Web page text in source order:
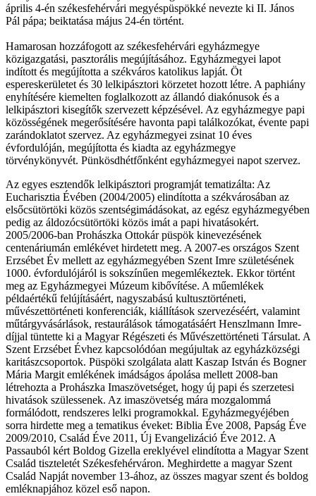
április 4-én székesfehérvári megyéspüspökké nevezte ki II. János
Pál pápa; beiktatása május 24-én történt.
Hamarosan hozzáfogott az székesfehérvári egyházmegye
közigazgatási, pasztorális megújításához. Egyházmegyei lapot
indított és megújította a székváros katolikus lapját. Öt
espereskerületet és 30 lelkipásztori körzetet hozott létre. A paphiány
enyhítésére kiemelten foglalkozott az állandó diakónusok és a
lelkipásztori kisegítők szervezett képzésével. Az egyházmegye papi
közösségének megerősítésére havonta papi találkozókat, évente papi
zarándoklatot szervez. Az egyházmegyei zsinat 10 éves
évfordulóján, megújította és kiadta az egyházmegye
törvénykönyvét. Pünkösdhétfőnként egyházmegyei napot szervez.
Az egyes esztendők lelkipásztori programját tematizálta: Az
Eucharisztia Évében (2004/2005) elindította a székvárosában az
elsőcsütörtöki közös szentségimádásokat, az egész egyházmegyében
pedig az áldozócsütörtöki közös imát a papi hivatásokért.
2005/2006-ban Prohászka Ottokár püspök kinevezésének
centenáriumán emlékévet hirdetett meg. A 2007-es országos Szent
Erzsébet Év mellett az egyházmegyében Szent Imre születésének
1000. évfordulójáról is sokszínűen megemlékeztek. Ekkor történt
meg az Egyházmegyei Múzeum kibővítése. A műemlékek
példaértékű felújításáért, nagyszabású kultusztörténeti,
művészettörténeti konferenciák, kiállítások szervezéséért, valamint
műtárgyvásárlások, restaurálások támogatásáért Henszlmann Imre-
díjjal tüntette ki a Magyar Régészeti és Művészettörténeti Társulat. A
Szent Erzsébet Évhez kapcsolódóan megújultak az egyházközségi
karitászcsoportok. Püspöki szolgálata alatt Kaszap István és Bogner
Mária Margit emlékének imádságos ápolása mellett 2008-ban
létrehozta a Prohászka Imaszövetséget, hogy új papi és szerzetesi
hivatások szülessenek. Az imaszövetség mára mozgalommá
formálódott, rendszeres lelki programokkal. Egyházmegyéjében
sorra hirdette meg a tematikus éveket: Biblia Éve 2008, Papság Éve
2009/2010, Család Éve 2011, Új Evangelizáció Éve 2012. A
Passauból kért Boldog Gizella ereklyével elindította a Magyar Szent
Család tiszteletét Székesfehérváron. Meghirdette a magyar Szent
Család Napját november 13-ához, az összes magyar szent és boldog
emléknapjához közel eső napon.